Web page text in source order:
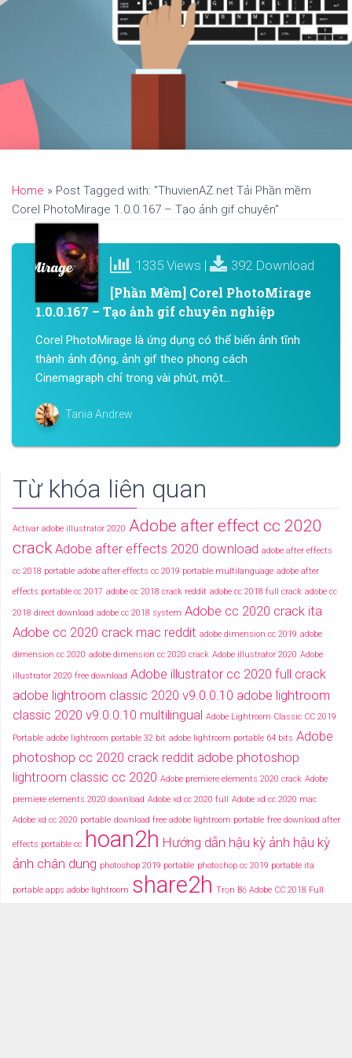
Home » Post Tagged with: "ThuvienAZ.net Tải Phần mềm
Corel PhotoMirage 1.0.0.167 – Tạo ảnh gif chuyên"
1335 Views | 392 Download
[Phần Mềm] Corel PhotoMirage
1.0.0.167 – Tạo ảnh gif chuyên nghiệp
Corel PhotoMirage là ứng dụng có thể biến ảnh tĩnh
thành ảnh động, ảnh gif theo phong cách
Cinemagraph chỉ trong vài phút, một...
Tania Andrew
Từ khóa liên quan
Activar adobe illustrator 2020 Adobe after effect cc 2020
crack Adobe after effects 2020 download adobe after effects
cc 2018 portable adobe after effects cc 2019 portable multilanguage adobe after
effects portable cc 2017 adobe cc 2018 crack reddit adobe cc 2018 full crack adobe cc
2018 direct download adobe cc 2018 system Adobe cc 2020 crack ita
Adobe cc 2020 crack mac reddit adobe dimension cc 2019 adobe
dimension cc 2020 adobe dimension cc 2020 crack Adobe illustrator 2020 Adobe
illustrator 2020 free download Adobe illustrator cc 2020 full crack
adobe lightroom classic 2020 v9.0.0.10 adobe lightroom
classic 2020 v9.0.0.10 multilingual Adobe Lightroom Classic CC 2019
Portable adobe lightroom portable 32 bit adobe lightroom portable 64 bits Adobe
photoshop cc 2020 crack reddit adobe photoshop
lightroom classic cc 2020 Adobe premiere elements 2020 crack Adobe
premiere elements 2020 download Adobe xd cc 2020 full Adobe xd cc 2020 mac
Adobe xd cc 2020 portable download free adobe lightroom portable free download after
effects portable cc hoan2h Hướng dẫn hậu kỳ ảnh hậu kỳ
ảnh chân dung photoshop 2019 portable photoshop cc 2019 portable ita
portable apps adobe lightroom share2h Trọn Bộ Adobe CC 2018 Full